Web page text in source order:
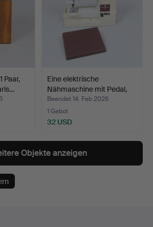
Paar,
Eine elektrische
Nähmaschine mit Pedal,
Hu…
Beendet 14. Feb 2026
1 Gebot
32 USD
Objekte anzeigen